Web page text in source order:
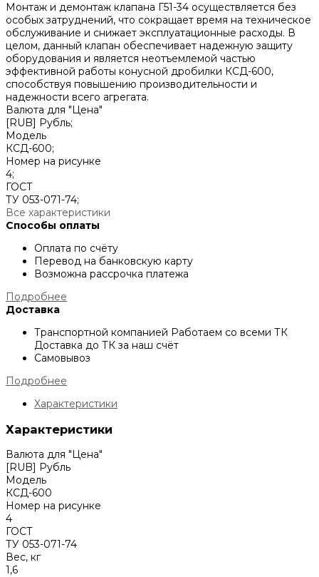
Монтаж и демонтаж клапана Г51-34 осуществляется без
особых затруднений, что сокращает время на техническое
обслуживание и снижает эксплуатационные расходы. В
целом, данный клапан обеспечивает надежную защиту
оборудования и является неотъемлемой частью
эффективной работы конусной дробилки КСД-600,
способствуя повышению производительности и
надежности всего агрегата.
Валюта для "Цена"
[RUB] Рубль;
Модель
КСД-600;
Номер на рисунке
4;
ГОСТ
ТУ 053-071-74;
Все характеристики
Способы оплаты
Оплата по счёту
Перевод на банковскую карту
Возможна рассрочка платежа
Подробнее
Доставка
Транспортной компанией Работаем со всеми ТК
Доставка до ТК за наш счёт
Самовывоз
Подробнее
Характеристики
Характеристики
Валюта для "Цена"
[RUB] Рубль
Модель
КСД-600
Номер на рисунке
4
ГОСТ
ТУ 053-071-74
Вес, кг
1,6